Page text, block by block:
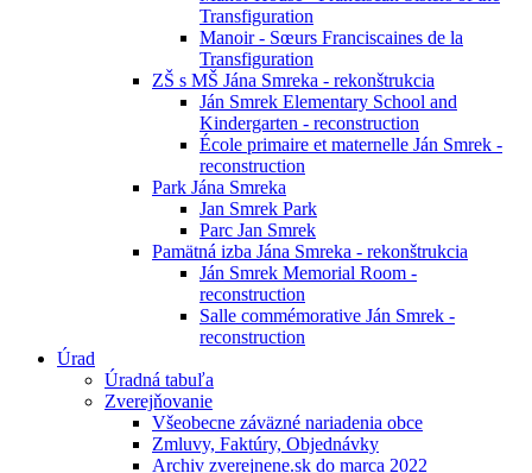
Transfiguration
Manoir - Sœurs Franciscaines de la
Transfiguration
ZŠ s MŠ Jána Smreka - rekonštrukcia
Ján Smrek Elementary School and
Kindergarten - reconstruction
École primaire et maternelle Ján Smrek -
reconstruction
Park Jána Smreka
Jan Smrek Park
Parc Jan Smrek
Pamätná izba Jána Smreka - rekonštrukcia
Ján Smrek Memorial Room -
reconstruction
Salle commémorative Ján Smrek -
reconstruction
Úrad
Úradná tabuľa
Zverejňovanie
Všeobecne záväzné nariadenia obce
Zmluvy, Faktúry, Objednávky
Archiv zverejnene.sk do marca 2022